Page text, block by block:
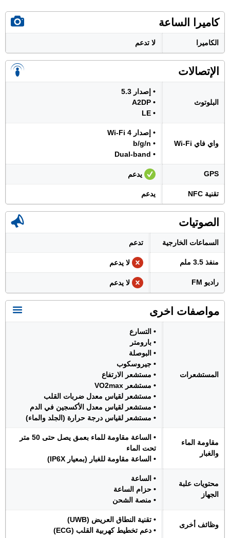
كاميرا الساعة
الكاميرا لا تدعم
الإتصالات
البلوتوث
• إصدار 5.3
• A2DP
• LE
واي فاي Wi-Fi
• إصدار Wi-Fi 4
• b/g/n
• Dual-band
GPS يدعم
تقنية NFC يدعم
الصوتيات
السماعات الخارجية تدعم
منفذ 3.5 ملم لا يدعم
راديو FM لا يدعم
مواصفات اخرى
المستشعرات
• التسارع
• بارومتر
• البوصلة
• جيروسكوب
• مستشعر الارتفاع
• مستشعر VO2max
• مستشعر لقياس معدل ضربات القلب
• مستشعر لقياس معدل الأكسجين في الدم
• مستشعر لقياس درجة حرارة (الجلد والماء)
مقاومة الماء
والغبار
• الساعة مقاومة للماء بعمق يصل حتى 50 متر
تحت الماء
• الساعة مقاومة للغبار (بمعيار IP6X)
محتويات علبة
الجهاز
• الساعة
• حزام الساعة
• منصة الشحن
وظائف أخرى
• تقنية النطاق العريض (UWB)
• دعم تخطيط كهربية القلب (ECG)